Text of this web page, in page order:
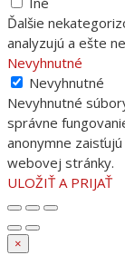
Ďalšie
analyzujú a ešte
Nevyhnutné
Nevyhnutné
Nevyhnutné
správne
anonymne
webovej stránky.
ULOŽIŤ A PRIJAŤ
×